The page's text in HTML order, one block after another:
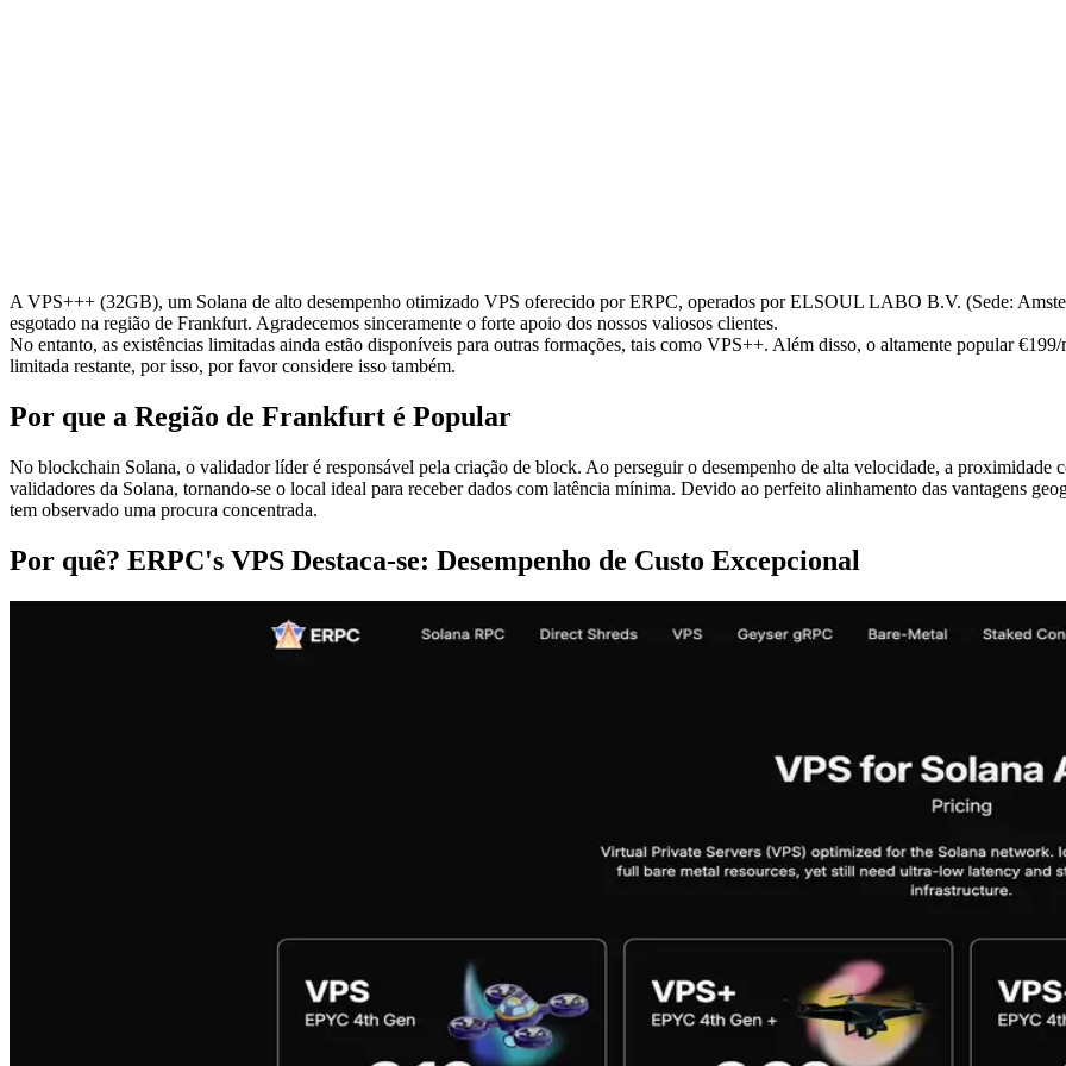
A VPS+++ (32GB), um Solana de alto desempenho otimizado VPS oferecido por ERPC, operados por ELSOUL LABO B.V. (Sede:
esgotado na região de Frankfurt. Agradecemos sinceramente o forte apoio dos nossos valiosos clientes.
No entanto, as existências limitadas ainda estão disponíveis para outras formações, tais como VPS++. Além disso, o altamente popular
limitada restante, por isso, por favor considere isso também.
Por que a Região de Frankfurt é Popular
No blockchain Solana, o validador líder é responsável pela criação de block. Ao perseguir o desempenho de alta velocidade, a
validadores da Solana, tornando-se o local ideal para receber dados com latência mínima. Devido ao perfeito alinhamento das vantagens
tem observado uma procura concentrada.
Por quê? ERPC's VPS Destaca-se: Desempenho de Custo Excepcional